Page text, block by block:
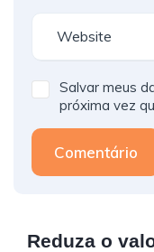
Salvar meus
próxima vez
Comentário
Reduza o